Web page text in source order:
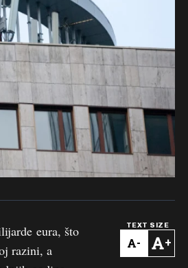
TEXT SIZE
- +
eura, što
razini, a